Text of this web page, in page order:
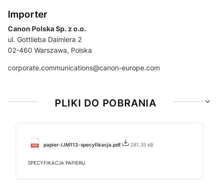
Importer
Canon Polska Sp. z o.o.
ul. Gottlieba Daimlera 2
02-460 Warszawa, Polska
corporate.communications@canon-europe.com
PLIKI DO POBRANIA
papier-IJM113-specyfikacja.pdf 281.35 kB
SPECYFIKACJA PAPIERU